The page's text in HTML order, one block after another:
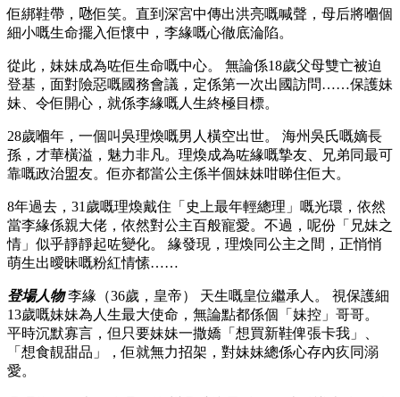
佢綁鞋帶，𠱁佢笑。直到深宮中傳出洪亮嘅喊聲，母后將嗰個
細小嘅生命擺入佢懷中，李緣嘅心徹底淪陷。
從此，妹妹成為咗佢生命嘅中心。 無論係18歲父母雙亡被迫
登基，面對險惡嘅國務會議，定係第一次出國訪問……保護妹
妹、令佢開心，就係李緣嘅人生終極目標。
28歲嗰年，一個叫吳理煥嘅男人橫空出世。 海州吳氏嘅嫡長
孫，才華橫溢，魅力非凡。理煥成為咗緣嘅摯友、兄弟同最可
靠嘅政治盟友。佢亦都當公主係半個妹妹咁睇住佢大。
8年過去，31歲嘅理煥戴住「史上最年輕總理」嘅光環，依然
當李緣係親大佬，依然對公主百般寵愛。不過，呢份「兄妹之
情」似乎靜靜起咗變化。 緣發現，理煥同公主之間，正悄悄
萌生出曖昧嘅粉紅情愫……
登場人物李緣（36歲，皇帝） 天生嘅皇位繼承人。 視保護細
13歲嘅妹妹為人生最大使命，無論點都係個「妹控」哥哥。
平時沉默寡言，但只要妹妹一撒嬌「想買新鞋俾張卡我」、
「想食靚甜品」，佢就無力招架，對妹妹總係心存內疚同溺
愛。